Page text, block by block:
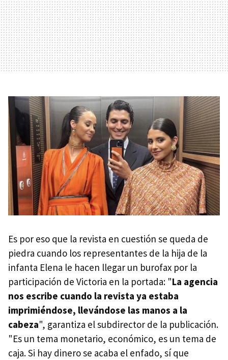
Es por eso que la revista en cuestión se queda de
piedra cuando los representantes de la hija de la
infanta Elena le hacen llegar un burofax por la
participación de Victoria en la portada: "La agencia
nos escribe cuando la revista ya estaba
imprimiéndose, llevándose las manos a la
cabeza", garantiza el subdirector de la publicación.
"Es un tema monetario, económico, es un tema de
caja. Si hay dinero se acaba el enfado, sí que